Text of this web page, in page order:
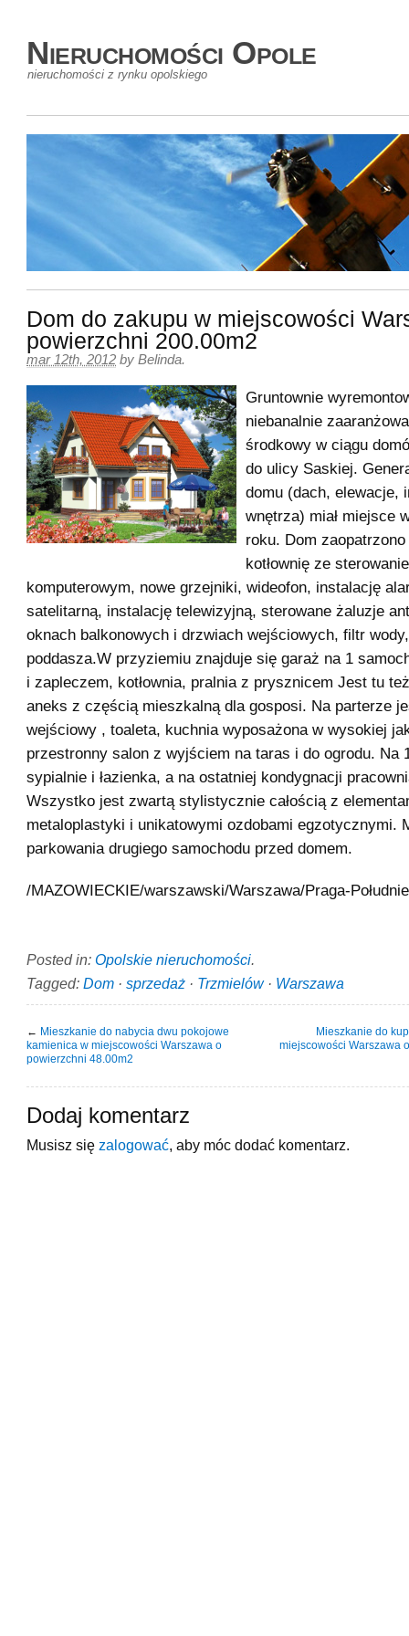
Nieruchomości Opole
nieruchomości z rynku opolskiego
Dom do zakupu w miejscowości
powierzchni 200.00m2
mar 12th, 2012 by Belinda.
Gruntownie
niebanalnie
środkowy w ciągu
do ulicy Saskiej.
domu (dach, elewacje,
wnętrza) miał miejsce
roku. Dom
kotłownię ze
komputerowym, nowe grzejniki, wideofon, instalację
satelitarną, instalację telewizyjną, sterowane żaluzje
oknach balkonowych i drzwiach wejściowych, filtr
poddasza.W przyziemiu znajduje się garaż na 1
i zapleczem, kotłownia, pralnia z prysznicem Jest tu
aneks z częścią mieszkalną dla gosposi. Na parterze
wejściowy , toaleta, kuchnia wyposażona w wysokiej
przestronny salon z wyjściem na taras i do ogrodu. Na
sypialnie i łazienka, a na ostatniej kondygnacji
Wszystko jest zwartą stylistycznie całością z
metaloplastyki i unikatowymi ozdobami egzotycznymi.
parkowania drugiego samochodu przed domem.
/MAZOWIECKIE/warszawski/Warszawa/Praga-Południe
Posted in: Opolskie nieruchomości.
Tagged: Dom · sprzedaż · Trzmielów· Warszawa
← Mieszkanie do nabycia dwu pokojowe
kamienica w miejscowości Warszawa o
powierzchni 48.00m2
Mieszkanie do
miejscowości Warszawa
Dodaj komentarz
Musisz się zalogować , aby móc dodać komentarz.